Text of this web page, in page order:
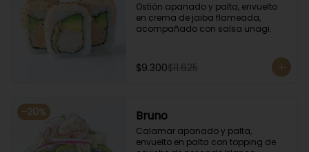
Ostión apanado y palta, envuelto
en crema de jaiba flameada,
acompañado con salsa unagi.
$9.300$11.625
-20% Bruno
Calamar apanado y palta,
envuelto en palta con topping de